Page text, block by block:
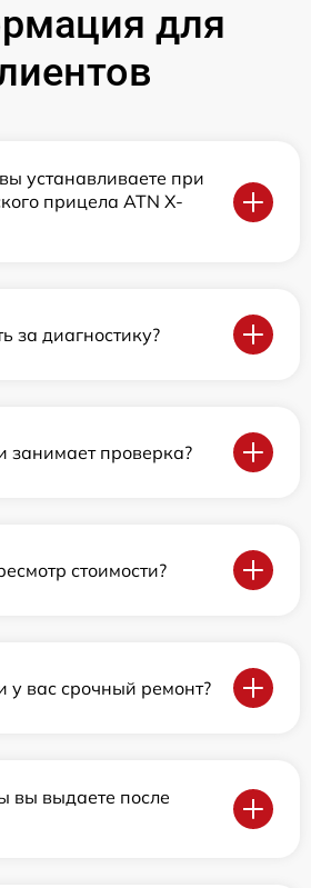
для
устанавливаете при
прицела ATN X-
за диагностику?
занимает проверка?
стоимости?
у вас срочный ремонт?
вы выдаете после